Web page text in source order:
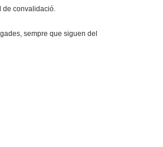
de convalidació.
sempre que siguen del